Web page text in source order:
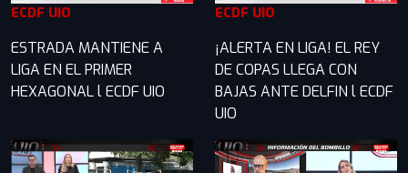
ECDF UIO
ESTRADA MANTIENE A
LIGA EN EL PRIMER
HEXAGONAL l ECDF UIO
ECDF UIO
¡ALERTA EN LIGA! EL REY
DE COPAS LLEGA CON
BAJAS ANTE DELFIN l ECDF
UIO